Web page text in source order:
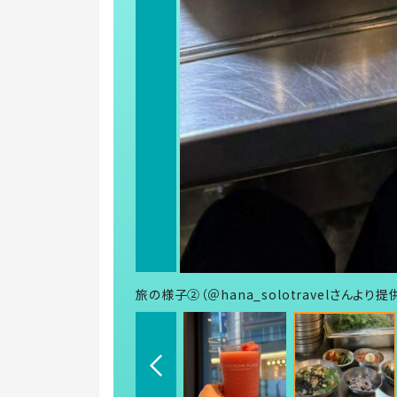
旅の様子②（＠hana_solotravelさんより提